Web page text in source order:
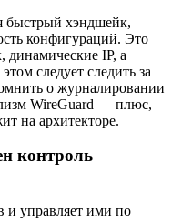
быстрый хэндшейк,
конфигураций. Это
динамические IP, а
следует следить за
о журналировании
WireGuard — плюс,
на архитекторе.
контроль
и управляет ими по